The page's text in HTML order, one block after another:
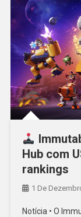
Hub com
rankings
1 De
Notícia • O